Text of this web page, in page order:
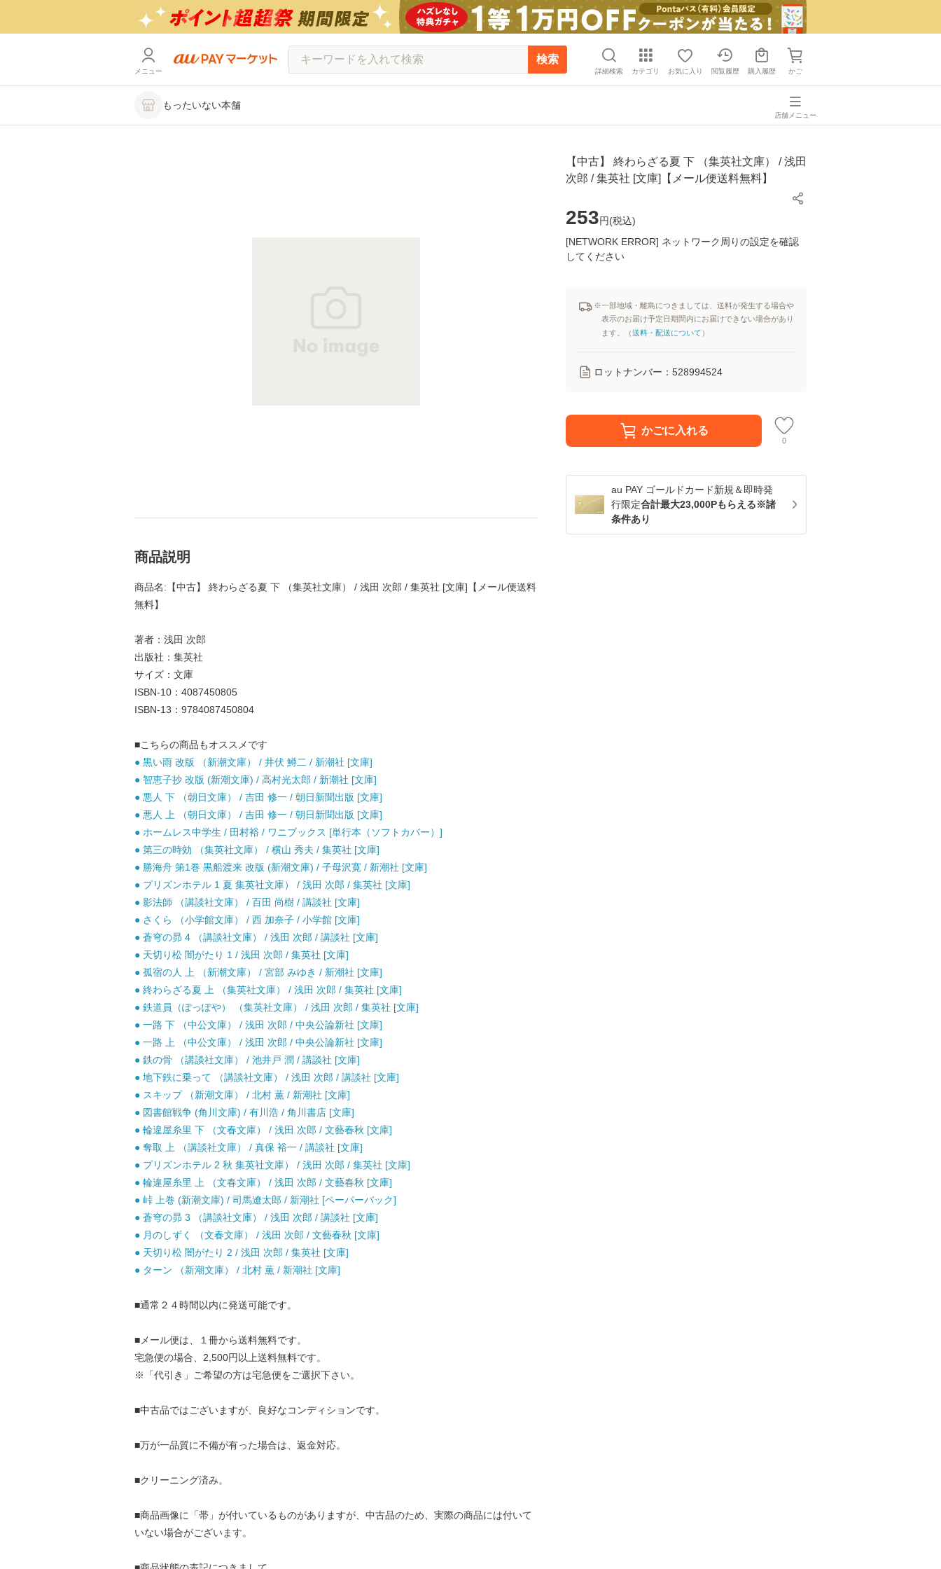
メニュー
検索
詳細検索 カテゴリ お気に入り 閲覧履歴 購入履歴 かご
もったいない本舗
店舗メニュー
【中古】 終わらざる夏 下 （集英社文庫） / 浅田
次郎 / 集英社 [文庫]【メール便送料無料】
253円(税込)
[NETWORK ERROR] ネットワーク周りの設定を確認
してください
※一部地域・離島につきましては、送料が発生する場合や
表示のお届け予定日期間内にお届けできない場合があり
ます。（送料・配送について ）
ロットナンバー： 528994524
かごに入れる
0
au PAY ゴールドカード新規＆即時発
行限定合計最大23,000Pもらえる※諸
条件あり
商品説明
商品名:【中古】 終わらざる夏 下 （集英社文庫） / 浅田 次郎 / 集英社 [文庫]【メール便送料
無料】
著者：浅田 次郎
出版社：集英社
サイズ：文庫
ISBN-10：4087450805
ISBN-13：9784087450804
■こちらの商品もオススメです
● 黒い雨 改版 （新潮文庫） / 井伏 鱒二 / 新潮社 [文庫]
● 智恵子抄 改版 (新潮文庫) / 高村光太郎 / 新潮社 [文庫]
● 悪人 下 （朝日文庫） / 吉田 修一 / 朝日新聞出版 [文庫]
● 悪人 上 （朝日文庫） / 吉田 修一 / 朝日新聞出版 [文庫]
● ホームレス中学生 / 田村裕 / ワニブックス [単行本（ソフトカバー）]
● 第三の時効 （集英社文庫） / 横山 秀夫 / 集英社 [文庫]
● 勝海舟 第1巻 黒船渡来 改版 (新潮文庫) / 子母沢寛 / 新潮社 [文庫]
● プリズンホテル 1 夏 集英社文庫） / 浅田 次郎 / 集英社 [文庫]
● 影法師 （講談社文庫） / 百田 尚樹 / 講談社 [文庫]
● さくら （小学館文庫） / 西 加奈子 / 小学館 [文庫]
● 蒼穹の昴 4 （講談社文庫） / 浅田 次郎 / 講談社 [文庫]
● 天切り松 闇がたり 1 / 浅田 次郎 / 集英社 [文庫]
● 孤宿の人 上 （新潮文庫） / 宮部 みゆき / 新潮社 [文庫]
● 終わらざる夏 上 （集英社文庫） / 浅田 次郎 / 集英社 [文庫]
● 鉄道員（ぽっぽや） （集英社文庫） / 浅田 次郎 / 集英社 [文庫]
● 一路 下 （中公文庫） / 浅田 次郎 / 中央公論新社 [文庫]
● 一路 上 （中公文庫） / 浅田 次郎 / 中央公論新社 [文庫]
● 鉄の骨 （講談社文庫） / 池井戸 潤 / 講談社 [文庫]
● 地下鉄に乗って （講談社文庫） / 浅田 次郎 / 講談社 [文庫]
● スキップ （新潮文庫） / 北村 薫 / 新潮社 [文庫]
● 図書館戦争 (角川文庫) / 有川浩 / 角川書店 [文庫]
● 輪違屋糸里 下 （文春文庫） / 浅田 次郎 / 文藝春秋 [文庫]
● 奪取 上 （講談社文庫） / 真保 裕一 / 講談社 [文庫]
● プリズンホテル 2 秋 集英社文庫） / 浅田 次郎 / 集英社 [文庫]
● 輪違屋糸里 上 （文春文庫） / 浅田 次郎 / 文藝春秋 [文庫]
● 峠 上巻 (新潮文庫) / 司馬遼太郎 / 新潮社 [ペーパーバック]
● 蒼穹の昴 3 （講談社文庫） / 浅田 次郎 / 講談社 [文庫]
● 月のしずく （文春文庫） / 浅田 次郎 / 文藝春秋 [文庫]
● 天切り松 闇がたり 2 / 浅田 次郎 / 集英社 [文庫]
● ターン （新潮文庫） / 北村 薫 / 新潮社 [文庫]
■通常２４時間以内に発送可能です。
■メール便は、１冊から送料無料です。
宅急便の場合、2,500円以上送料無料です。
※「代引き」ご希望の方は宅急便をご選択下さい。
■中古品ではございますが、良好なコンディションです。
■万が一品質に不備が有った場合は、返金対応。
■クリーニング済み。
■商品画像に「帯」が付いているものがありますが、中古品のため、実際の商品には付いて
いない場合がございます。